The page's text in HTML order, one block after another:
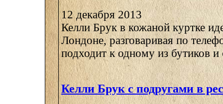
12 декабря 2013
Келли Брук в кожаной куртке
Лондоне, разговаривая по
подходит к одному из бутиков и
Келли Брук с подругами в